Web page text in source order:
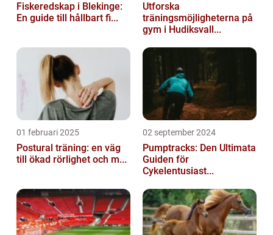
Fiskeredskap i Blekinge:
En guide till hållbart fi...
Utforska
träningsmöjligheterna på
gym i Hudiksvall...
01 februari 2025
Postural träning: en väg
till ökad rörlighet och m...
02 september 2024
Pumptracks: Den Ultimata
Guiden för
Cykelentusiast...